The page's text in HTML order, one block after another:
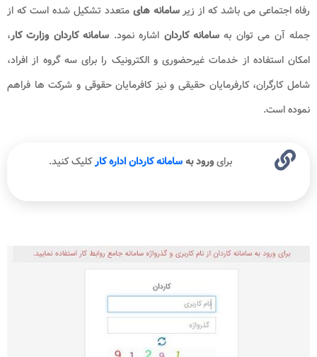
رفاه اجتماعی می باشد که از زیرسامانه هایمتعدد تشکیل شده است که از
جمله آن می توان بهسامانه کاردان اشاره نمود. سامانه کاردان وزارت کار،
امکان استفاده از خدمات غیرحضوری و الکترونیک را برای سه گروه از افراد،
شامل کارگران، کارفرمایان حقیقی و نیز کافرمایان حقوقی و شرکت ها فراهم
نموده است.
برایورود بهسامانه کاردان اداره کارکلیک کنید.